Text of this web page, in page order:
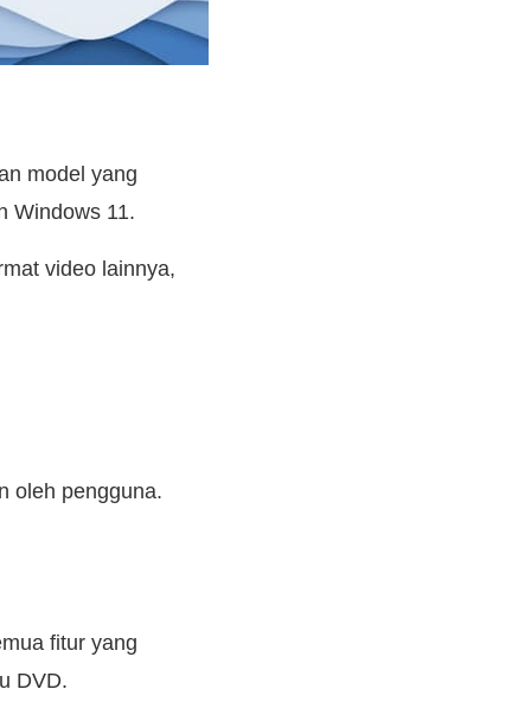
model yang
Windows 11.
video lainnya,
oleh pengguna.
fitur yang
DVD.